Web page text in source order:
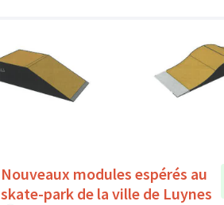
Nouveaux modules espérés au
skate-park de la ville de Luynes